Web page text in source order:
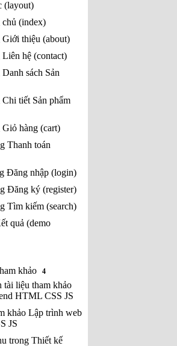
(layout)
(index)
thiệu (about)
hệ (contact)
sách Sản
tiết Sản phẩm
hàng (cart)
Thanh toán
Đăng nhập (login)
Đăng ký (register)
Tìm kiếm (search)
quả (demo
khảo
4
tài liệu tham khảo
HTML CSS JS
khảo Lập trình web
JS
trong Thiết kế